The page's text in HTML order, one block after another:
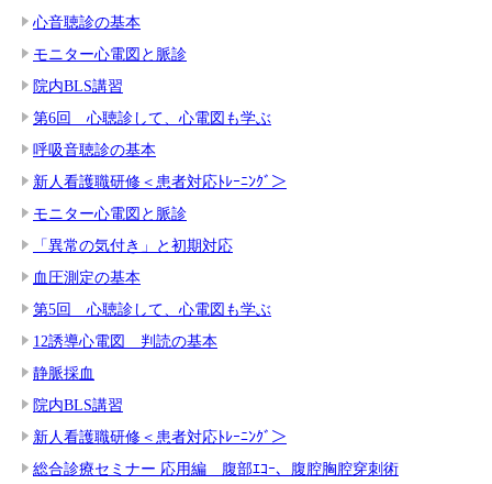
心音聴診の基本
モニター心電図と脈診
院内BLS講習
第6回 心聴診して、心電図も学ぶ
呼吸音聴診の基本
新人看護職研修＜患者対応ﾄﾚｰﾆﾝｸﾞ＞
モニター心電図と脈診
「異常の気付き」と初期対応
血圧測定の基本
第5回 心聴診して、心電図も学ぶ
12誘導心電図 判読の基本
静脈採血
院内BLS講習
新人看護職研修＜患者対応ﾄﾚｰﾆﾝｸﾞ＞
総合診療セミナー 応用編 腹部ｴｺｰ、腹腔胸腔穿刺術